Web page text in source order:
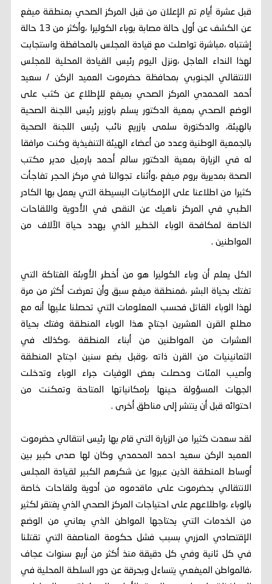
قبل عشرة أيام تم الإعلان من قبل المركز الصحي بمنطقة ميفع
عن الكشف عن أول حالة مصابة بوباء الكوليرا ،وأكثر من 13 حالة
إشتباه ،مباشرة تواصلت مع قيادة المجلس بالمحافظة واستجابت
لهذا النداء العاجل ،ونزل اليوم رئيس القيادة المحلية للمجلس
الانتقالي الجنوبي بمحافظة حضرموت العميد الركن / سعيد
أحمد المحمدي المركز الصحي بميفع للإطلاع عن كثب على
الوضع الصحي بمعية الدكتور يسلم باوزير رئيس اللجنة الصحية
بالهيئة، والدكتورة سلمى بازريع نائب رئيس اللجنة الصحية
بالجمعية الوطنية وعدد من أعضاء الهيئة التنفيذية وكنت مرافقا
له في الزيارة بمعية الدكتور سالم أحمد بارميل مدير مكتب
الصحة بمديرية بروم ميفع ،وأثناء تجوالنا في مركز الحجر تفاجأت
كثيرا من اطلاعنا على الإمكانيات البسيطة التي يعمل بها الكادر
الطبي في المركز ناهيك عن النقص في الأدوية واللقاحات
الخاصة لمكافحة الوباء الخطير الذي يهدد حياة الآلاف من
المواطنين .
الكل يعلم أن وباء الكوليرا هو من أخطر الأوبئة الفتاكة التي
تفتك بحياة البشر ،فمنطقة ميفع سبق وأن تعرضت أكثر من مرة
لهذا الوباء القاتل فحسب المعلومات التي تحصلنا عليها أنه مع
مطلع القرن العشرين اجتاح هذا الوباء المنطقة وفتك بحياة
العشرات من المواطنين من أبناء المنطقة ،وكذلك في
الثمانينيات من القرن ذاته ،وقبل بضع سنين اجتاح المنطقة
وأصيب المئات وحصلت بعض الوفيات جراء الوباء وتدخلت
الجهات المسؤولة حينها بإمكانياتها المتاحة وتمكنت من
احتوائه قبل أن ينتشر إلى مناطق أخرى .
لقد سعدت كثيرا من الزيارة التي قام بها رئيس انتقالي حضرموت
العميد الركن سعيد احمد المحمدي وكان لها صدى كبير بين
أوساط المنطقة الذين عبروا عن شكرهم الكبير لقيادة المجلس
الانتقالي بحضرموت على ماقدموه من أدوية ولقاحات خاصة
بالوباء ،واطلاعهم على احتياجات المركز الصحي الذي يفتقر لكثير
من الخدمات التي يحتاجها المواطن الذي يعاني من الوضع
الإقتصادي المزري بسبب فشل حكومة المناصفة التي تقتلنا
في كل ثانية وفي كل دقيقة منذ أكثر من أربع سنوات عجاف
،فالمواطن الميفعي يتساءل وبحرقة عن دور السلطة المحلية في